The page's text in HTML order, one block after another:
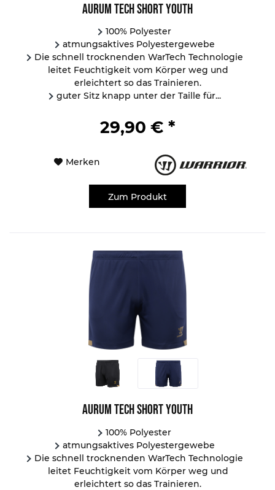
Aurum Tech Short Youth
100% Polyester
atmungsaktives Polyestergewebe
Die schnell trocknenden WarTech Technologie
leitet Feuchtigkeit vom Körper weg und
erleichtert so das Trainieren.
guter Sitz knapp unter der Taille für...
29,90 € *
Merken
Zum Produkt
Aurum Tech Short Youth
100% Polyester
atmungsaktives Polyestergewebe
Die schnell trocknenden WarTech Technologie
leitet Feuchtigkeit vom Körper weg und
erleichtert so das Trainieren.